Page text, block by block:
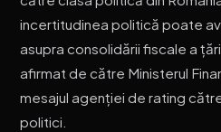
incertitudinea politică poate
asupra consolidării fiscale a
afirmat de către Ministerul
mesajul agenției de rating
politici.